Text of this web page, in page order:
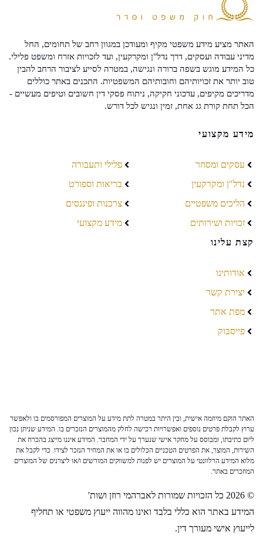
האתר מציע מידע משפטי מקיף ומעודכן במגוון רחב של תחומים, החל
מדיני עבודה ועסקים, דרך נדל"ן ומקרקעין, ועד לזכויות אזרח ומשפט פלילי.
כל המידע מוגש בשפה ברורה ונגישה, במטרה לסייע לציבור הרחב להבין
טוב יותר את זכויותיהם וחובותיהם המשפטיות. התכנים באתר כוללים
מדריכים מקיפים, עדכוני חקיקה, ניתוח פסקי דין חשובים וטיפים מעשיים -
הכל תחת קורת גג אחת, זמין ונגיש לכל דורש.
מידע מקצועי
עסקים ומסחר
נדל"ן ומקרקעין
הליכים משפטיים
זכויות ושירותים
פלילי ותעבורה
בריאות וספורט
צרכנות ופיננסים
מידע מקצועי
קצת עלינו
אודותינו
יצירת קשר
מפת אתר
פייסבוק
האתר הוקם מיוזמה אישית, ובין היתר במטרה לתת מידע על המוצרים המפורסמים בו ולאפשר
ערוץ לקבלת פרטים נוספים ואפשרויות רכישה לחלק מהמוצרים הנזכרים בו. המידע שניתן נכון
ליום כתיבתו, ומבוסס על מחקר אישי שנערך על ידי המחבר. המידע איננו מייצג בהכרח את
השירות, המוצר, את הפרטים הטכניים הכלולים בו או את המחיר הנזכר לצידו. כדי לקבל את
מלוא המידע הרלוונטי על המוצרים יש לפנות למשווקים המורשים ו/או ליצרנים של המוצרים
המוזכרים באתר.
© 2026 כל הזכויות שמורות לאברהמי רוזן ושות'
המידע באתר הוא כללי בלבד ואינו מהווה ייעוץ משפטי או תחליף
לייעוץ אישי מעורך דין.